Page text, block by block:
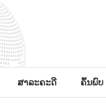
ສາລະຄະດີ ຄົ້ນພົບ